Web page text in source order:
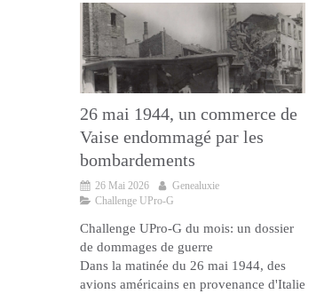
26 mai 1944, un commerce de
Vaise endommagé par les
bombardements
26 Mai 2026
Genealuxie
Challenge UPro-G
Challenge UPro-G du mois: un dossier
de dommages de guerre
Dans la matinée du 26 mai 1944, des
avions américains en provenance d'Italie